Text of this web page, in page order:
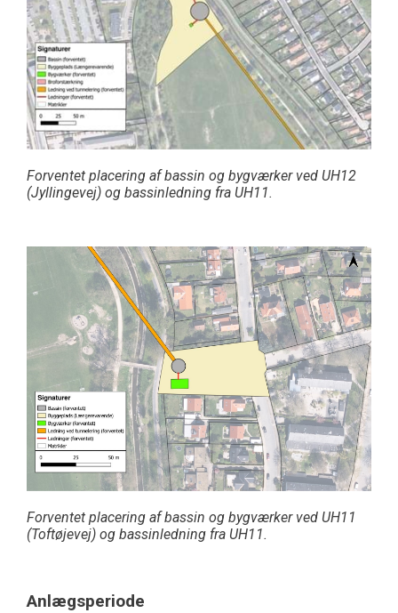
Forventet placering af bassin og bygværker ved UH12
(Jyllingevej) og bassinledning fra UH11.
Forventet placering af bassin og bygværker ved UH11
(Toftøjevej) og bassinledning fra UH11.
Anlægsperiode